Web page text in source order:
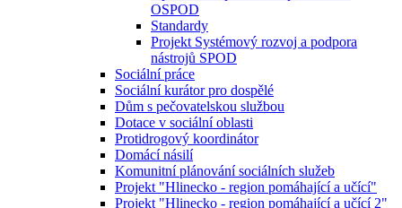
OSPOD
Standardy
Projekt Systémový rozvoj a podpora
nástrojů SPOD
Sociální práce
Sociální kurátor pro dospělé
Dům s pečovatelskou službou
Dotace v sociální oblasti
Protidrogový koordinátor
Domácí násilí
Komunitní plánování sociálních služeb
Projekt "Hlinecko - region pomáhající a učící"
Projekt "Hlinecko - region pomáhající a učící 2"